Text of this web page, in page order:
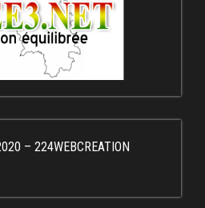
– 224WEBCREATION